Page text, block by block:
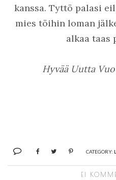
kanssa. Tyttö palasi
mies töihin loman
alkaa taas
Hyvää Uutta
CATEGORY:
EI